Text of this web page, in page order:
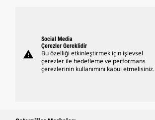
warning
Social Media
Çerezler Gereklidir
Bu özelliği etkinleştirmek için işlevsel
çerezler ile hedefleme ve performans
çerezlerinin kullanımını kabul etmelisiniz.